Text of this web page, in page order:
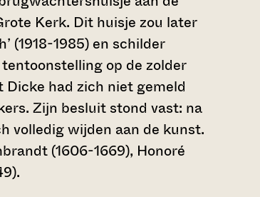
Kerk. Dit huisje zou later
(1918-1985) en schilder
op de zolder
had zich niet gemeld
Zijn besluit stond vast: na
volledig wijden aan de kunst.
(1606-1669), Honoré